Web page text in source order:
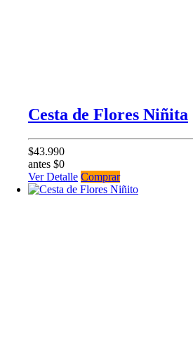
Cesta de Flores Niñita
$43.990
antes $0
Ver Detalle Comprar